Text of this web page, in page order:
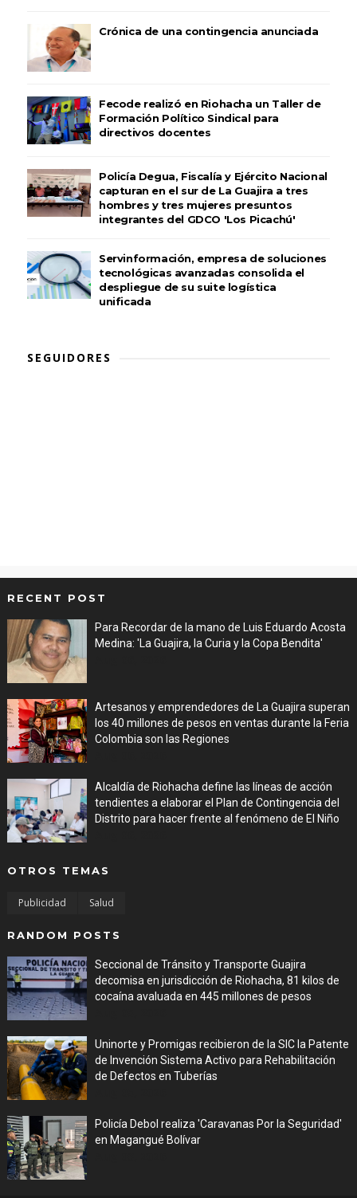
Crónica de una contingencia anunciada
Fecode realizó en Riohacha un Taller de
Formación Político Sindical para
directivos docentes
Policía Degua, Fiscalía y Ejército Nacional
capturan en el sur de La Guajira a tres
hombres y tres mujeres presuntos
integrantes del GDCO 'Los Picachú'
Servinformación, empresa de soluciones
tecnológicas avanzadas consolida el
despliegue de su suite logística
unificada
SEGUIDORES
RECENT POST
Para Recordar de la mano de Luis Eduardo Acosta
Medina: 'La Guajira, la Curia y la Copa Bendita'
Artesanos y emprendedores de La Guajira superan
los 40 millones de pesos en ventas durante la Feria
Colombia son las Regiones
Alcaldía de Riohacha define las líneas de acción
tendientes a elaborar el Plan de Contingencia del
Distrito para hacer frente al fenómeno de El Niño
OTROS TEMAS
Publicidad Salud
RANDOM POSTS
Seccional de Tránsito y Transporte Guajira
decomisa en jurisdicción de Riohacha, 81 kilos de
cocaína avaluada en 445 millones de pesos
Uninorte y Promigas recibieron de la SIC la Patente
de Invención Sistema Activo para Rehabilitación
de Defectos en Tuberías
Policía Debol realiza 'Caravanas Por la Seguridad'
en Magangué Bolívar